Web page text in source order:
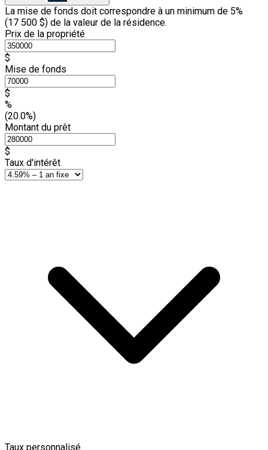
La mise de fonds doit correspondre à un minimum de 5%
(17 500 $) de la valeur de la résidence.
Prix de la propriété
$
Mise de fonds
$
%
(20.0%)
Montant du prêt
$
Taux d'intérêt
Taux personnalisé